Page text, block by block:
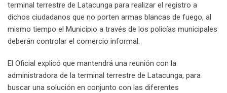
terminal terrestre de Latacunga para realizar el registro a
dichos ciudadanos que no porten armas blancas de fuego, al
mismo tiempo el Municipio a través de los policías municipales
deberán controlar el comercio informal.
El Oficial explicó que mantendrá una reunión con la
administradora de la terminal terrestre de Latacunga, para
buscar una solución en conjunto con las diferentes